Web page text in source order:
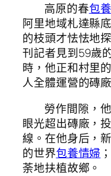
高原的春包養
阿里地域札達縣
的枝頭才怯怯地
刊記者見到59歲
時，他正和村里
人全體運營的磚
勞作間隙，
眼光超出磚廠，
線。在他身后，
的世界包養情婦
荼地扶植故鄉。